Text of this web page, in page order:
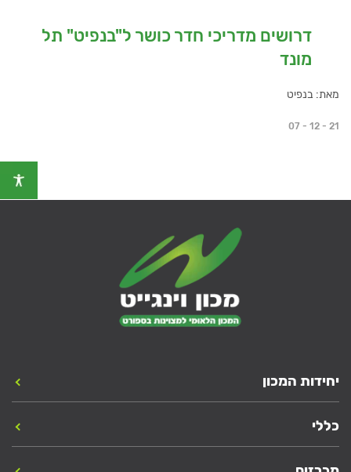
דרושים מדריכי חדר כושר ל"בנפיט" תל
מונד
מאת: בנפיט
07 - 12 - 21
יחידות המכון
כללי